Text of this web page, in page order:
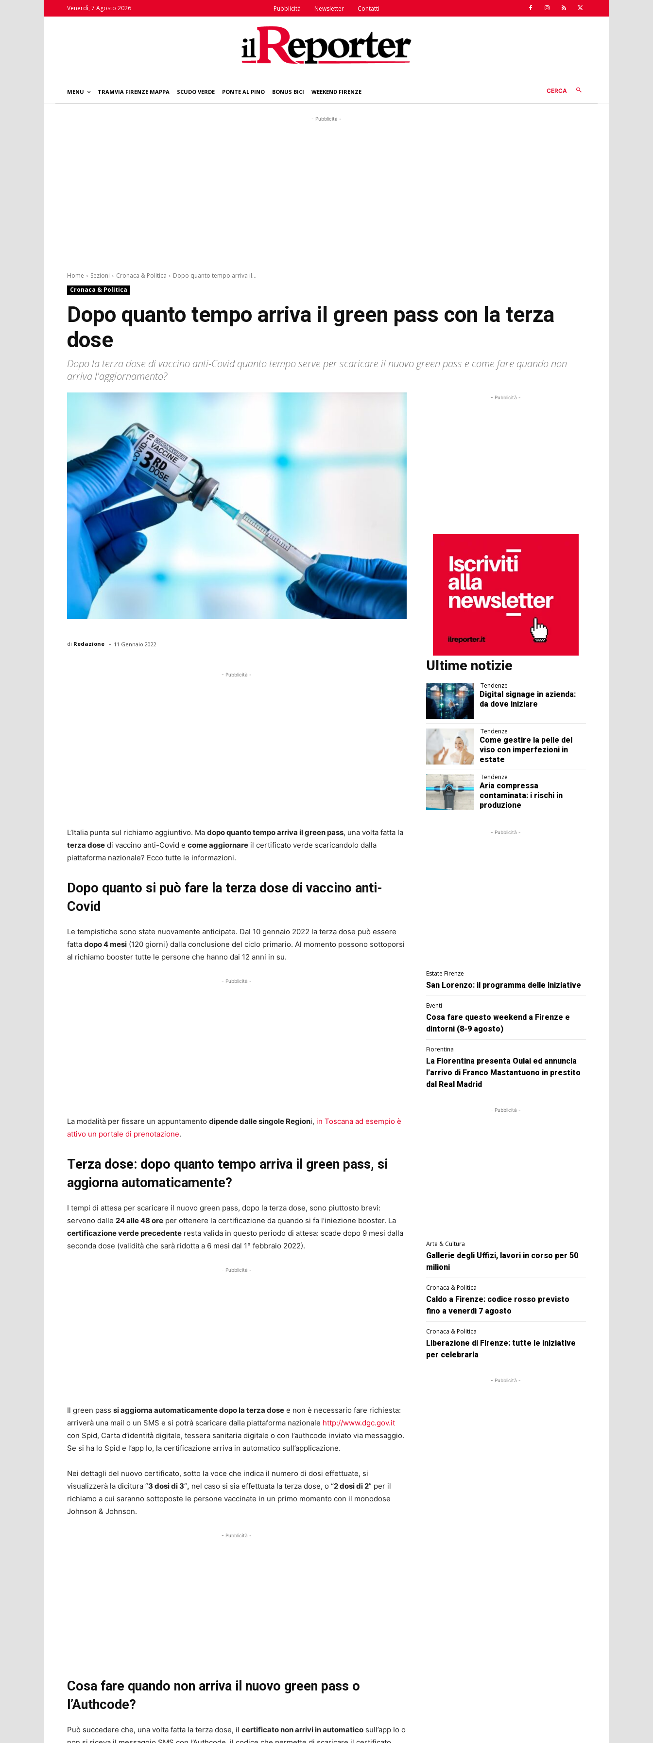
Venerdì, 7 Agosto 2026 Pubblicità Newsletter Contatti
MENU TRAMVIA FIRENZE MAPPA SCUDO VERDE PONTE AL PINO BONUS BICI WEEKEND FIRENZE CERCA
- Pubblicità -
Home Sezioni Cronaca & Politica
Dopo quanto tempo arriva il...
Cronaca & Politica
Dopo quanto tempo arriva il green pass con la terza
dose
Dopo la terza dose di vaccino anti-Covid quanto tempo serve per scaricare il nuovo green pass e come fare quando non
arriva l'aggiornamento?
di Redazione - 11 Gennaio 2022
- Pubblicità -
L’Italia punta sul richiamo aggiuntivo. Ma dopo quanto tempo arriva il green pass, una volta fatta la
terza dose di vaccino anti-Covid e come aggiornare il certificato verde scaricandolo dalla
piattaforma nazionale? Ecco tutte le informazioni.
Dopo quanto si può fare la terza dose di vaccino anti-
Covid
Le tempistiche sono state nuovamente anticipate. Dal 10 gennaio 2022 la terza dose può essere
fatta dopo 4 mesi (120 giorni) dalla conclusione del ciclo primario. Al momento possono sottoporsi
al richiamo booster tutte le persone che hanno dai 12 anni in su.
- Pubblicità -
La modalità per fissare un appuntamento dipende dalle singole Regioni, in Toscana ad esempio è
attivo un portale di prenotazione.
Terza dose: dopo quanto tempo arriva il green pass, si
aggiorna automaticamente?
I tempi di attesa per scaricare il nuovo green pass, dopo la terza dose, sono piuttosto brevi:
servono dalle 24 alle 48 ore per ottenere la certificazione da quando si fa l’iniezione booster. La
certificazione verde precedente resta valida in questo periodo di attesa: scade dopo 9 mesi dalla
seconda dose (validità che sarà ridotta a 6 mesi dal 1° febbraio 2022).
- Pubblicità -
Il green pass si aggiorna automaticamente dopo la terza dose e non è necessario fare richiesta:
arriverà una mail o un SMS e si potrà scaricare dalla piattaforma nazionale http://www.dgc.gov.it
con Spid, Carta d’identità digitale, tessera sanitaria digitale o con l’authcode inviato via messaggio.
Se si ha lo Spid e l’app Io, la certificazione arriva in automatico sull’applicazione.
Nei dettagli del nuovo certificato, sotto la voce che indica il numero di dosi effettuate, si
visualizzerà la dicitura “3 dosi di 3“, nel caso si sia effettuata la terza dose, o “2 dosi di 2” per il
richiamo a cui saranno sottoposte le persone vaccinate in un primo momento con il monodose
Johnson & Johnson.
- Pubblicità -
Cosa fare quando non arriva il nuovo green pass o
l’Authcode?
Può succedere che, una volta fatta la terza dose, il certificato non arrivi in automatico sull’app Io o
- Pubblicità -
Ultime notizie
Tendenze
Digital signage in azienda:
da dove iniziare
Tendenze
Come gestire la pelle del
viso con imperfezioni in
estate
Tendenze
Aria compressa
contaminata: i rischi in
produzione
- Pubblicità -
Estate Firenze
San Lorenzo: il programma delle iniziative
Eventi
Cosa fare questo weekend a Firenze e
dintorni (8-9 agosto)
Fiorentina
La Fiorentina presenta Oulai ed annuncia
l’arrivo di Franco Mastantuono in prestito
dal Real Madrid
- Pubblicità -
Arte & Cultura
Gallerie degli Uffizi, lavori in corso per 50
milioni
Cronaca & Politica
Caldo a Firenze: codice rosso previsto
fino a venerdì 7 agosto
Cronaca & Politica
Liberazione di Firenze: tutte le iniziative
per celebrarla
- Pubblicità -